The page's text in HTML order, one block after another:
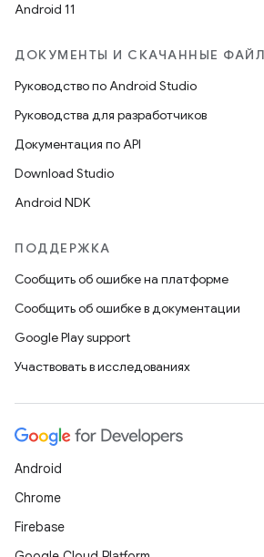
Android 11
ДОКУМЕНТЫ И СКАЧАННЫЕ
Руководство по Android Studio
Руководства для разработчиков
Документация по API
Download Studio
Android NDK
ПОДДЕРЖКА
Сообщить об ошибке на платформе
Сообщить об ошибке в документации
Google Play support
Участвовать в исследованиях
Android
Chrome
Firebase